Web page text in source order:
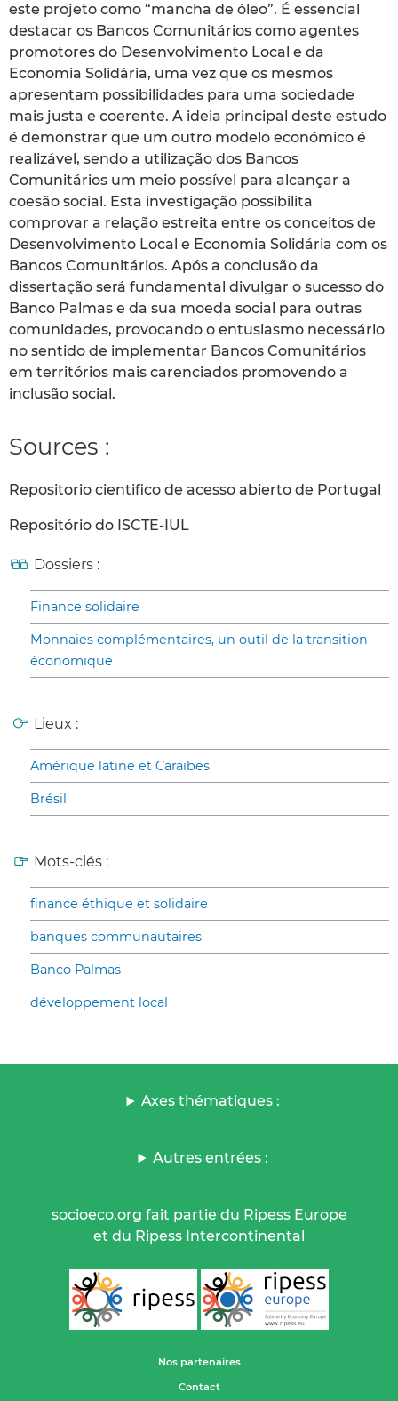
este projeto como “mancha de óleo”. É essencial
destacar os Bancos Comunitários como agentes
promotores do Desenvolvimento Local e da
Economia Solidária, uma vez que os mesmos
apresentam possibilidades para uma sociedade
mais justa e coerente. A ideia principal deste estudo
é demonstrar que um outro modelo económico é
realizável, sendo a utilização dos Bancos
Comunitários um meio possível para alcançar a
coesão social. Esta investigação possibilita
comprovar a relação estreita entre os conceitos de
Desenvolvimento Local e Economia Solidária com os
Bancos Comunitários. Após a conclusão da
dissertação será fundamental divulgar o sucesso do
Banco Palmas e da sua moeda social para outras
comunidades, provocando o entusiasmo necessário
no sentido de implementar Bancos Comunitários
em territórios mais carenciados promovendo a
inclusão social.
Sources :
Repositorio cientifico de acesso abierto de Portugal
Repositório do ISCTE-IUL
Dossiers :
Finance solidaire
Monnaies complémentaires, un outil de la transition
économique
Lieux :
Amérique latine et Caraïbes
Brésil
Mots-clés :
finance éthique et solidaire
banques communautaires
Banco Palmas
développement local
Axes thématiques :
Autres entrées :
socioeco.org fait partie du Ripess Europe
et du Ripess Intercontinental
Nos partenaires
Contact